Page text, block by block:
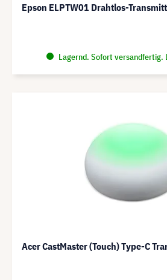
Epson ELPTW01 Drahtlos-
Lagernd. Sofort
Acer CastMaster (Touch) Type-C